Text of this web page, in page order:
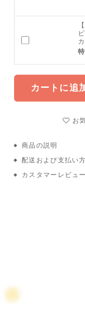
カートに追
お
商品の説明
配送および支払い
カスタマーレビュー